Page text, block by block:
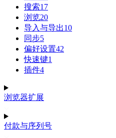
搜索17
浏览20
导入与导出10
同步5
偏好设置42
快速键1
插件4
浏览器扩展
付款与序列号